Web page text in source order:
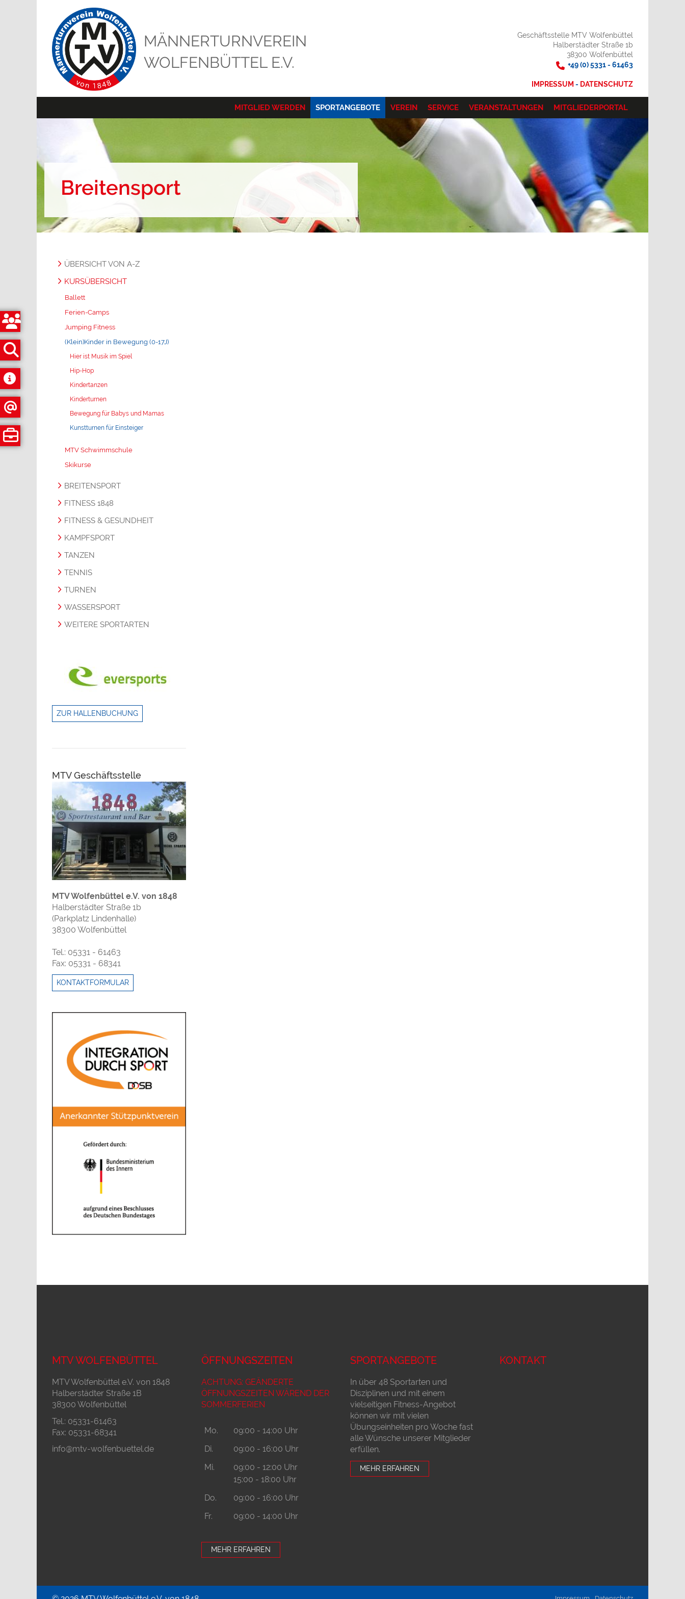
MÄNNERTURNVEREIN
WOLFENBÜTTEL E.V.
Geschäftsstelle MTV Wolfenbüttel
Halberstädter Straße 1b
38300 Wolfenbüttel
+49 (0) 5331 - 61463
IMPRESSUM - DATENSCHUTZ
MITGLIED WERDEN SPORTANGEBOTE VEREIN SERVICE VERANSTALTUNGEN MITGLIEDERPORTAL
Fitness
ÜBERSICHT VON A-Z
KURSÜBERSICHT
Ballett
Ferien-Camps
Jumping Fitness
(Klein)Kinder in Bewegung (0-17J)
Hier ist Musik im Spiel
Hip-Hop
Kindertanzen
Kinderturnen
Bewegung für Babys und Mamas
Kunstturnen für Einsteiger
MTV Schwimmschule
Skikurse
BREITENSPORT
FITNESS 1848
FITNESS & GESUNDHEIT
KAMPFSPORT
TANZEN
TENNIS
TURNEN
WASSERSPORT
WEITERE SPORTARTEN
ZUR HALLENBUCHUNG
MTV Geschäftsstelle
MTV Wolfenbüttel e.V. von 1848
Halberstädter Straße 1b
(Parkplatz Lindenhalle)
38300 Wolfenbüttel
Tel.: 05331 - 61463
Fax: 05331 - 68341
KONTAKTFORMULAR
MTV WOLFENBÜTTEL
MTV Wolfenbüttel e.V. von 1848
Halberstädter Straße 1B
38300 Wolfenbüttel
Tel.: 05331-61463
Fax: 05331-68341
info@mtv-wolfenbuettel.de
ÖFFNUNGSZEITEN
ACHTUNG: GEÄNDERTE
ÖFFNUNGSZEITEN WÄREND DER
SOMMERFERIEN
Mo.
09:00 - 14:00 Uhr
Di.
09:00 - 16:00 Uhr
Mi.
09:00 - 12:00 Uhr
15:00 - 18:00 Uhr
Do.
09:00 - 16:00 Uhr
Fr.
09:00 - 14:00 Uhr
MEHR ERFAHREN
SPORTANGEBOTE
In über 48 Sportarten und
Disziplinen und mit einem
vielseitigen Fitness-Angebot
können wir mit vielen
Übungseinheiten pro Woche fast
alle Wünsche unserer Mitglieder
erfüllen.
MEHR ERFAHREN
KONTAKT